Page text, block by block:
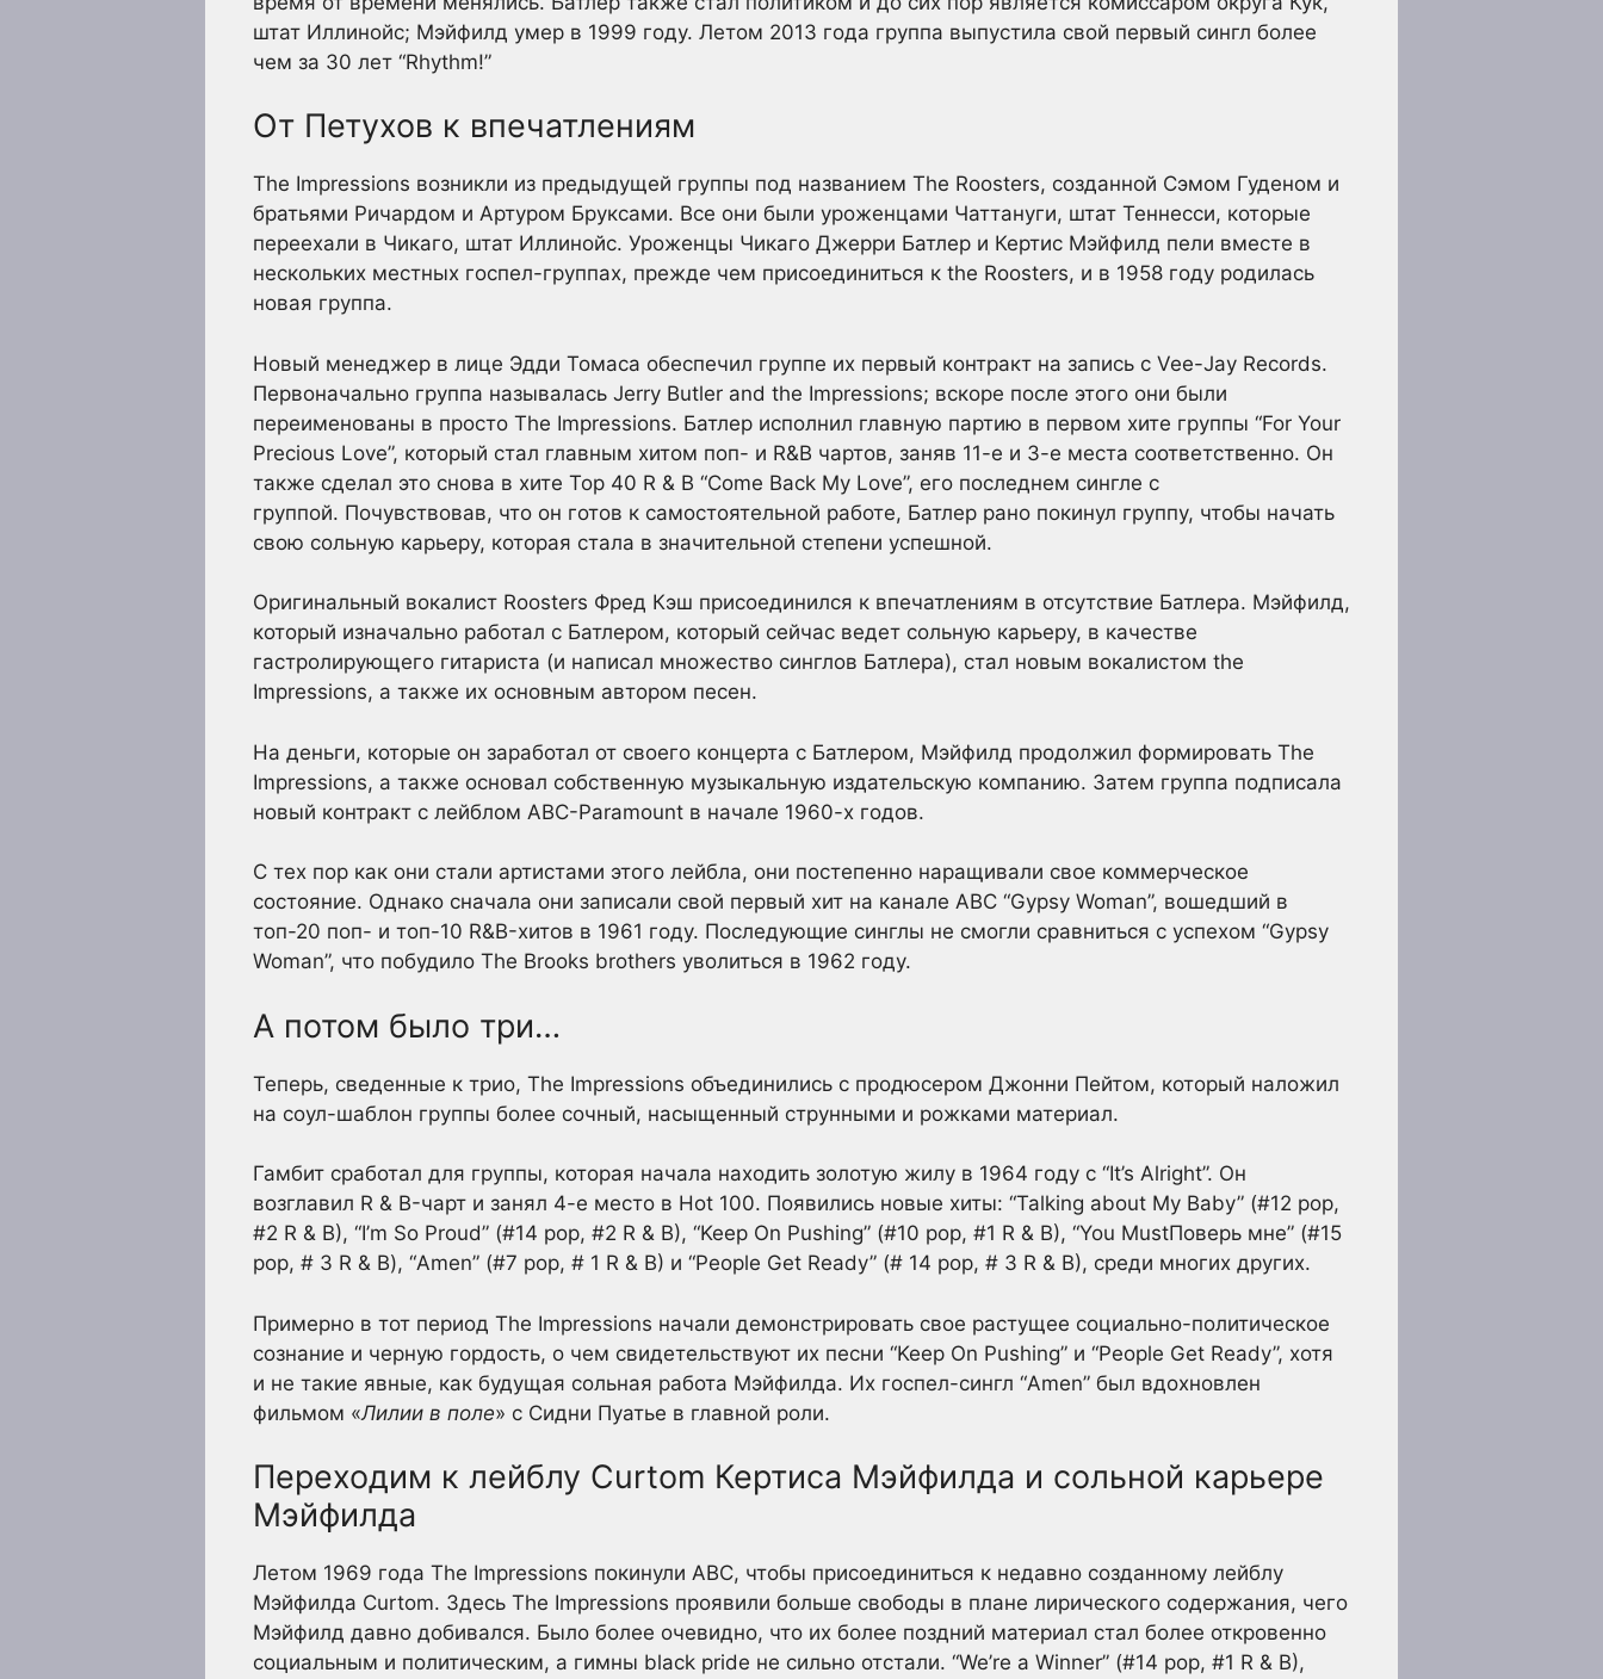
штат Иллинойс; Мэйфилд умер в 1999 году. Летом 2013 года группа выпустила свой первый сингл более
чем за 30 лет “Rhythm!”
От Петухов к впечатлениям
The Impressions возникли из предыдущей группы под названием The Roosters, созданной Сэмом Гуденом и
братьями Ричардом и Артуром Бруксами. Все они были уроженцами Чаттануги, штат Теннесси, которые
переехали в Чикаго, штат Иллинойс. Уроженцы Чикаго Джерри Батлер и Кертис Мэйфилд пели вместе в
нескольких местных госпел-группах, прежде чем присоединиться к the Roosters, и в 1958 году родилась
новая группа.
Новый менеджер в лице Эдди Томаса обеспечил группе их первый контракт на запись с Vee-Jay Records.
Первоначально группа называлась Jerry Butler and the Impressions; вскоре после этого они были
переименованы в просто The Impressions. Батлер исполнил главную партию в первом хите группы “For Your
Precious Love”, который стал главным хитом поп- и R&B чартов, заняв 11-е и 3-е места соответственно. Он
также сделал это снова в хите Top 40 R & B “Come Back My Love”, его последнем сингле с
группой. Почувствовав, что он готов к самостоятельной работе, Батлер рано покинул группу, чтобы начать
свою сольную карьеру, которая стала в значительной степени успешной.
Оригинальный вокалист Roosters Фред Кэш присоединился к впечатлениям в отсутствие Батлера. Мэйфилд,
который изначально работал с Батлером, который сейчас ведет сольную карьеру, в качестве
гастролирующего гитариста (и написал множество синглов Батлера), стал новым вокалистом the
Impressions, а также их основным автором песен.
На деньги, которые он заработал от своего концерта с Батлером, Мэйфилд продолжил формировать The
Impressions, а также основал собственную музыкальную издательскую компанию. Затем группа подписала
новый контракт с лейблом ABC-Paramount в начале 1960-х годов.
С тех пор как они стали артистами этого лейбла, они постепенно наращивали свое коммерческое
состояние. Однако сначала они записали свой первый хит на канале ABC “Gypsy Woman”, вошедший в
топ-20 поп- и топ-10 R&B-хитов в 1961 году. Последующие синглы не смогли сравниться с успехом “Gypsy
Woman”, что побудило The Brooks brothers уволиться в 1962 году.
А потом было три…
Теперь, сведенные к трио, The Impressions объединились с продюсером Джонни Пейтом, который наложил
на соул-шаблон группы более сочный, насыщенный струнными и рожками материал.
Гамбит сработал для группы, которая начала находить золотую жилу в 1964 году с “It’s Alright”. Он
возглавил R & B-чарт и занял 4-е место в Hot 100. Появились новые хиты: “Talking about My Baby” (#12 pop,
#2 R & B), “I’m So Proud” (#14 pop, #2 R & B), “Keep On Pushing” (#10 pop, #1 R & B), “You MustПоверь мне” (#15
pop, # 3 R & B), “Amen” (#7 pop, # 1 R & B) и “People Get Ready” (# 14 pop, # 3 R & B), среди многих других.
Примерно в тот период The Impressions начали демонстрировать свое растущее социально-политическое
сознание и черную гордость, о чем свидетельствуют их песни “Keep On Pushing” и “People Get Ready”, хотя
и не такие явные, как будущая сольная работа Мэйфилда. Их госпел-сингл “Amen” был вдохновлен
фильмом «Лилии в поле» с Сидни Пуатье в главной роли.
Переходим к лейблу Curtom Кертиса Мэйфилда и сольной карьере
Мэйфилда
Летом 1969 года The Impressions покинули ABC, чтобы присоединиться к недавно созданному лейблу
Мэйфилда Curtom. Здесь The Impressions проявили больше свободы в плане лирического содержания, чего
Мэйфилд давно добивался. Было более очевидно, что их более поздний материал стал более откровенно
социальным и политическим, а гимны black pride не сильно отстали. “We’re a Winner” (#14 pop, #1 R & B),